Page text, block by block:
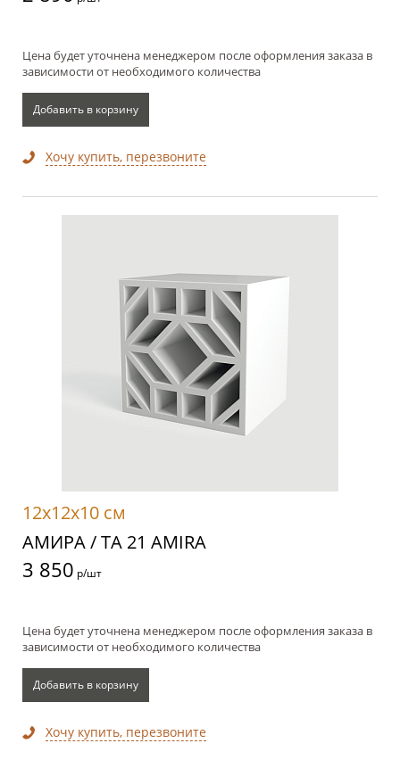
Цена будет уточнена менеджером после оформления заказа в
зависимости от необходимого количества
Добавить в корзину
Хочу купить, перезвоните
12x12x10 см
АМИРА / TA 21 AMIRA
3 850 р/шт
Цена будет уточнена менеджером после оформления заказа в
зависимости от необходимого количества
Добавить в корзину
Хочу купить, перезвоните